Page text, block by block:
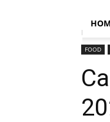
Home
FOOD